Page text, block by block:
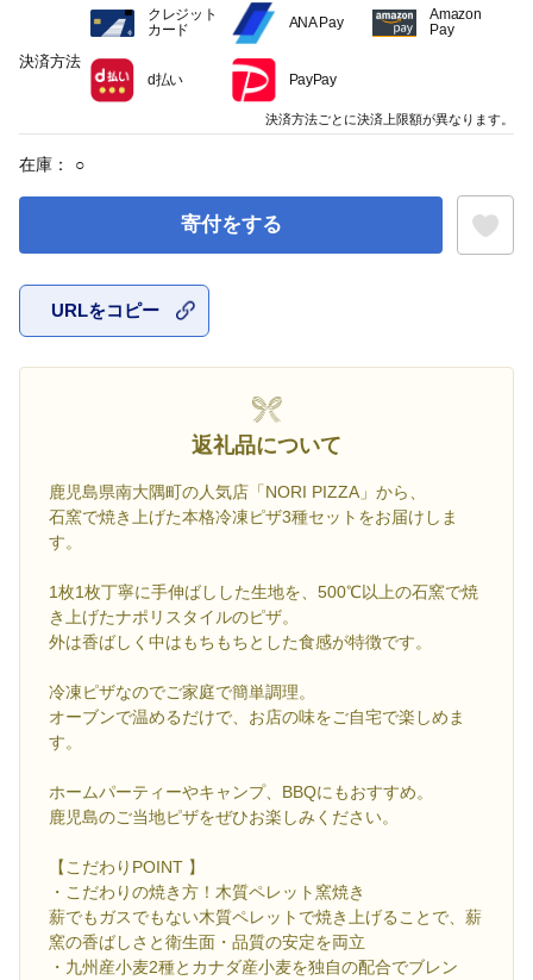
在庫： ○
寄付をする
URLをコピー
返礼品について
鹿児島県南大隅町の人気店「NORI PIZZA」から、
石窯で焼き上げた本格冷凍ピザ3種セットをお届けしま
す。
1枚1枚丁寧に手伸ばしした生地を、500℃以上の石窯で焼
き上げたナポリスタイルのピザ。
外は香ばしく中はもちもちとした食感が特徴です。
冷凍ピザなのでご家庭で簡単調理。
オーブンで温めるだけで、お店の味をご自宅で楽しめま
す。
ホームパーティーやキャンプ、BBQにもおすすめ。
鹿児島のご当地ピザをぜひお楽しみください。
【こだわりPOINT 】
・こだわりの焼き方！木質ペレット窯焼き
薪でもガスでもない木質ペレットで焼き上げることで、薪
窯の香ばしさと衛生面・品質の安定を両立
・九州産小麦2種とカナダ産小麦を独自の配合でブレン
決済方法
クレジット
カード
ANA Pay
Amazon
Pay
d払い PayPay
決済方法ごとに決済上限額が異なります。